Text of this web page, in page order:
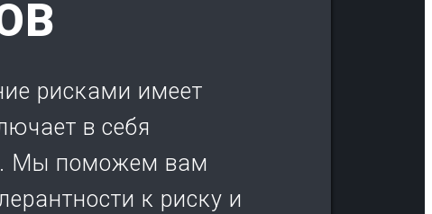
рисками имеет
в себя
Мы поможем вам
к риску и